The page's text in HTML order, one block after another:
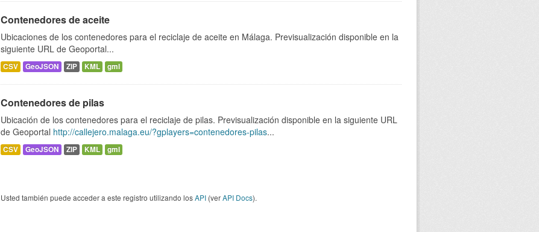
Contenedores de aceite
Ubicaciones de los contenedores para el reciclaje de aceite en Málaga. Previsualización disponible en la
siguiente URL de Geoportal...
CSV GeoJSON ZIP KML gml
Contenedores de pilas
Ubicación de los contenedores para el reciclaje de pilas. Previsualización disponible en la siguiente URL
de Geoportal http://callejero.malaga.eu/?gplayers=contenedores-pilas...
CSV GeoJSON ZIP KML gml
Usted también puede acceder a este registro utilizando losAPI (verAPI Docs).